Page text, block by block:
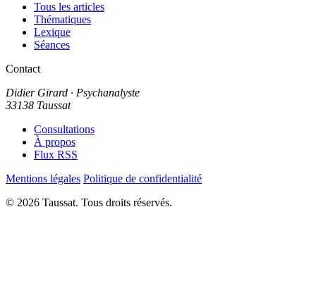
Tous les articles
Thématiques
Lexique
Séances
Contact
Didier Girard · Psychanalyste
33138 Taussat
Consultations
À propos
Flux RSS
Mentions légales Politique de confidentialité
© 2026 Taussat. Tous droits réservés.